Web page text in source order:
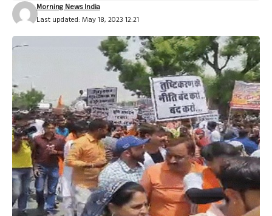
Last updated: May 18, 2023 12:21
Morning News India